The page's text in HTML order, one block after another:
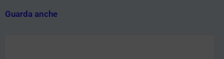
Guarda anche